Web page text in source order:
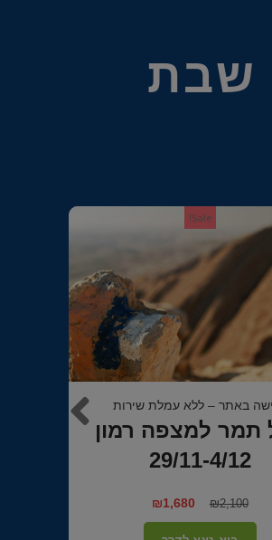
שבת
Sale!
באתר – ללא עמלת שירות
תמר 22-26/11
₪